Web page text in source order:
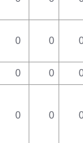
0 0
0 0
0 0